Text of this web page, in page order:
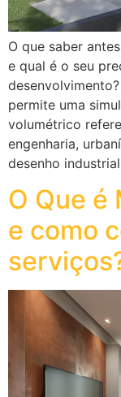
O que saber
e qual é o seu
permite uma
volumétrico
engenharia,
desenho
O Que é
e como